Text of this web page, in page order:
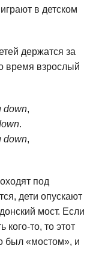
в детском
держатся за
время взрослый
down,
.
down,
под
дети опускают
мост. Если
то, то этот
был «мостом», и